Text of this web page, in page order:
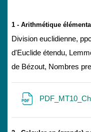
1 - Arithmétique
Division euclidienne,
d'Euclide étendu,
de Bézout, Nombres